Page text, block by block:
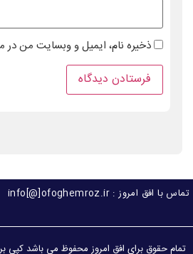
ذخیره نام، ایمیل و وبسایت من در
تماس با افق امروز : info[@]ofoghemroz.ir
تمام حقوق برای افق امروز محفوظ می باشد کپی